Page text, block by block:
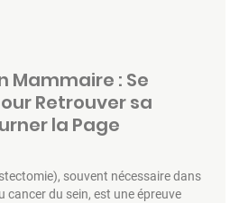
Mammaire : Se
Retrouver sa
la Page
souvent nécessaire dans
cancer du sein, est une épreuve